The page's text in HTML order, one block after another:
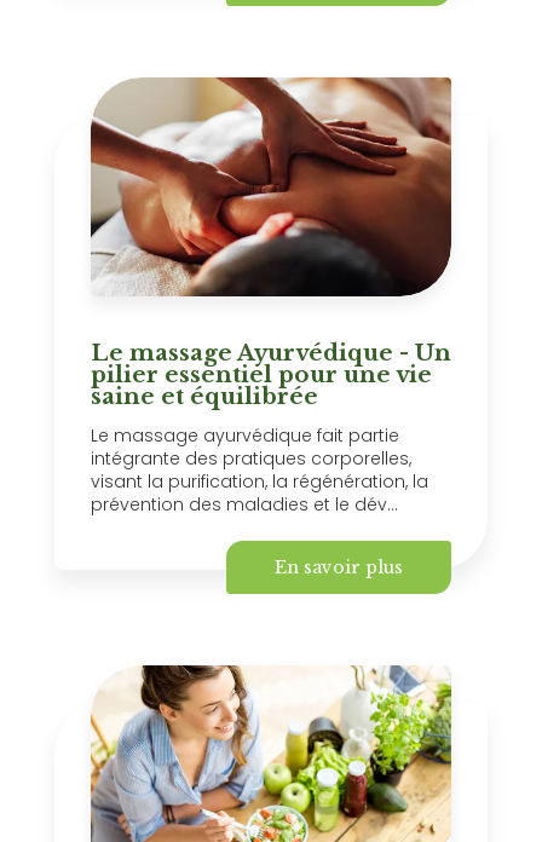
Le massage Ayurvédique - Un
pilier essentiel pour une vie
saine et équilibrée
Le massage ayurvédique fait partie
intégrante des pratiques corporelles,
visant la purification, la régénération, la
prévention des maladies et le dév...
En savoir plus